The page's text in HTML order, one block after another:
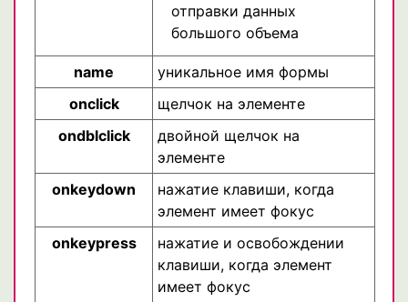
отправки данных
большого объема
name
уникальное имя формы
onclick
щелчок на элементе
ondblclick
двойной щелчок на
элементе
onkeydown
нажатие клавиши, когда
элемент имеет фокус
onkeypress
нажатие и освобождении
клавиши, когда элемент
имеет фокус